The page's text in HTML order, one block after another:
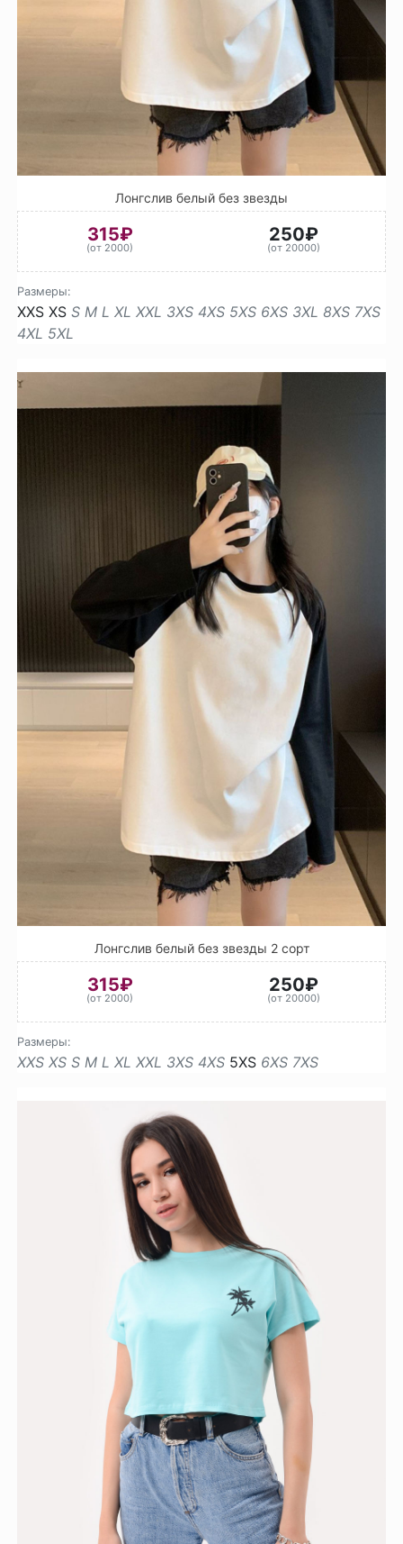
Лонгслив белый без звезды
315₽
(от 2000)
250₽
(от 20000)
Размеры:
XXS XS S M L XL XXL 3XS 4XS 5XS 6XS 3XL 8XS 7XS
4XL 5XL
Лонгслив белый без звезды 2 сорт
315₽
(от 2000)
250₽
(от 20000)
Размеры:
XXS XS S M L XL XXL 3XS 4XS 5XS 6XS 7XS